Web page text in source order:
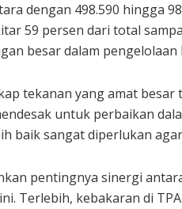
dengan 498.590 hingga
59 persen dari total
besar dalam pengelolaan
tekanan yang amat
untuk perbaikan
baik sangat diperlukan
pentingnya sinergi
Terlebih, kebakaran di